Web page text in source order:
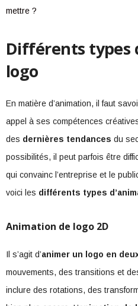
mettre ?
Différents types
logo
En matière d’animation, il faut
appel à ses compétences
des dernières tendances du
possibilités, il peut parfois être
qui convainc l’entreprise et le
voici les différents types
Animation de logo 2D
Il s’agit d’animer un logo en
mouvements, des transitions et
inclure des rotations, des